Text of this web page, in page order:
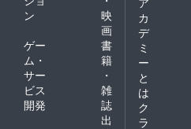
ン
映
画
ゲー
ム・
サー
ビス
開発
書
籍
・
雑
誌
出
カ
デ
ミ
ー
と
は
ク
ラ